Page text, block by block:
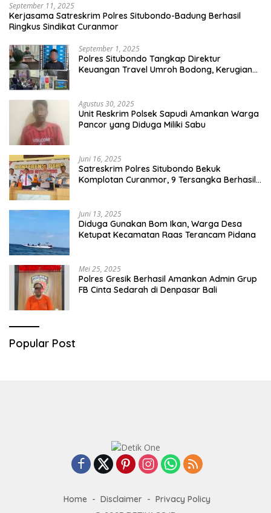
September 11, 2025
Kerjasama Satreskrim Polres Situbondo-Badung Berhasil
Ringkus Sindikat Curanmor
September 1, 2025
Polres Situbondo Tangkap Direktur
Keuangan Travel Umroh Bodong, Kerugian
Agustus 30, 2025
Unit Reskrim Polsek Sapudi Amankan Warga
Pancor yang Diduga Miliki Sabu
Juni 16, 2025
Satreskrim Polres Situbondo Bekuk
Komplotan Curanmor, 9 Tersangka Berhasil
Juni 13, 2025
Diduga Gunakan Bom Ikan, Warga Desa
Ketupat Kecamatan Raas Terancam Pidana
Mei 25, 2025
Polres Gresik Berhasil Amankan Admin Grup
FB Cinta Sedarah di Denpasar Bali
Popular Post
Home Disclaimer
Privacy Policy